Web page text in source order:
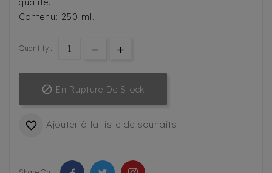
qualité.
Contenu: 250 ml.
Quantity :
 En Rupture De Stock
 Ajouter à la liste de souhaits